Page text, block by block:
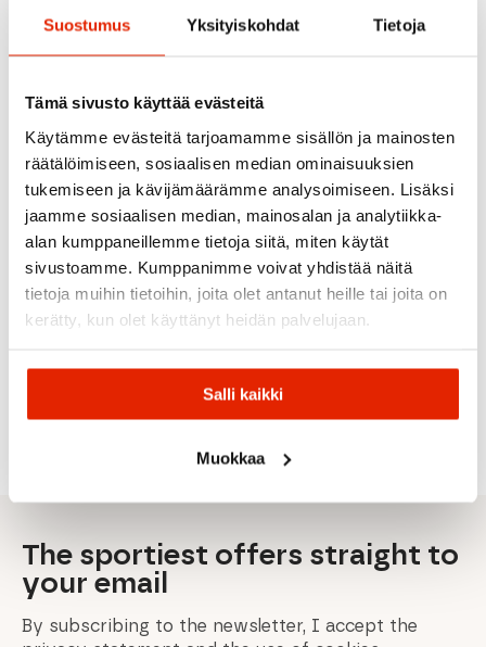
Suostumus Yksityiskohdat Tietoja
Tämä sivusto käyttää evästeitä
Käytämme evästeitä tarjoamamme sisällön ja mainosten
räätälöimiseen, sosiaalisen median ominaisuuksien
tukemiseen ja kävijämäärämme analysoimiseen. Lisäksi
jaamme sosiaalisen median, mainosalan ja analytiikka-
alan kumppaneillemme tietoja siitä, miten käytät
sivustoamme. Kumppanimme voivat yhdistää näitä
tietoja muihin tietoihin, joita olet antanut heille tai joita on
kerätty, kun olet käyttänyt heidän palvelujaan.
Salli kaikki
Muokkaa
Picture
Organic
Clothing
price
price
Picture
Posy
Women's
Löffler
Löffler W
Turtleneck
Starlit
Midlay
DARK
BLUE
Patagonia
100,00€
Patagonia
Micro D™
1/2-Zip
Women's
Pullover
Halti
price
price
Halti
Moodi
Women's
Fjällräven
Fjällräven
Fleece
The sportiest offers straight to
your email
By subscribing to the newsletter, I accept the